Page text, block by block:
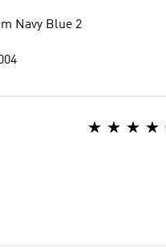
Navy Blue 2